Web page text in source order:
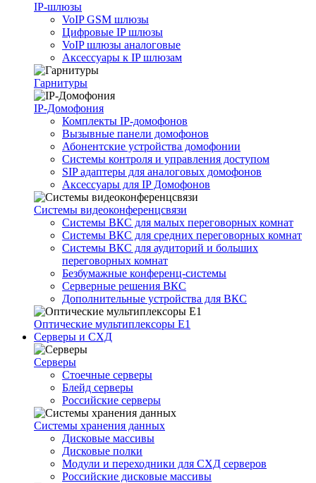
IP-шлюзы
VoIP GSM шлюзы
Цифровые IP шлюзы
VoIP шлюзы аналоговые
Аксессуары к IP шлюзам
Гарнитуры
IP-Домофония
Комплекты IP-домофонов
Вызывные панели домофонов
Абонентские устройства домофонии
Системы контроля и управления доступом
SIP адаптеры для аналоговых домофонов
Аксессуары для IP Домофонов
Системы видеоконференцсвязи
Системы ВКС для малых переговорных комнат
Системы ВКС для средних переговорных комнат
Системы ВКС для аудиторий и больших
переговорных комнат
Безбумажные конференц-системы
Серверные решения ВКС
Дополнительные устройства для ВКС
Оптические мультиплексоры Е1
Серверы и СХД
Серверы
Стоечные серверы
Блейд серверы
Российские серверы
Системы хранения данных
Дисковые массивы
Дисковые полки
Модули и переходники для СХД серверов
Российские дисковые массивы